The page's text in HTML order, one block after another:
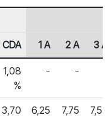
CDA 1 A 2 A 3 A
1,08
%
- -
3,70
6,25
7,75
7,57